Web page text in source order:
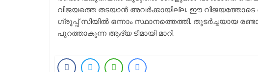
വിജയത്തെ തടയാൻ അവർക്കായില്ല. ഈ വിജയത്തോടെ
ഗ്രൂപ്പ് സിയിൽ ഒന്നാം സ്ഥാനത്തെത്തി. തുടർച്ചയായ
പുറത്താകുന്ന ആദ്യ ടീമായി മാറി.